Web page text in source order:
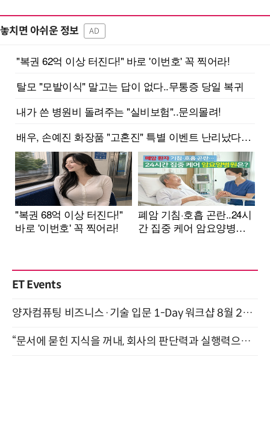
놓치면 아쉬운 정보 AD
ET Events
양자컴퓨팅 비즈니스·기술 입문 1-Day 워크샵 8월 28일 개최
“문서에 묻힌 지식을 꺼내, 회사의 판단력과 실행력으로 바꾸다” (8/20)